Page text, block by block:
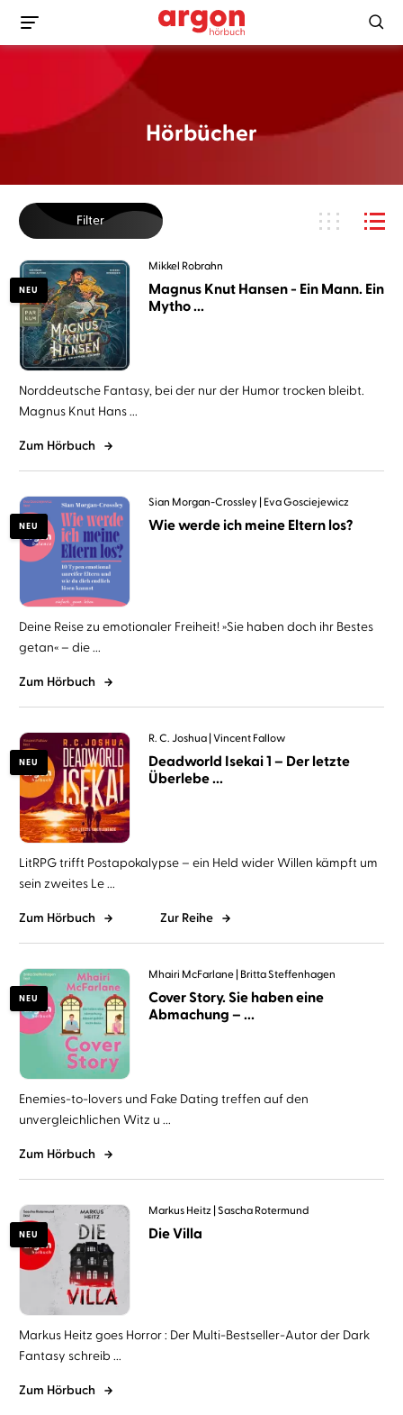
Hörbücher
Filter
NEU
Mikkel Robrahn
Magnus Knut Hansen - Ein Mann. Ein
Mytho ...
Norddeutsche Fantasy, bei der nur der Humor trocken bleibt.
Magnus Knut Hans ...
Zum Hörbuch
NEU
Sian Morgan-Crossley Eva Gosciejewicz
Wie werde ich meine Eltern los?
Deine Reise zu emotionaler Freiheit! »Sie haben doch ihr Bestes
getan« – die ...
Zum Hörbuch
NEU
R. C. Joshua Vincent Fallow
Deadworld Isekai 1 – Der letzte
Überlebe ...
LitRPG trifft Postapokalypse – ein Held wider Willen kämpft um
sein zweites Le ...
Zum Hörbuch Zur Reihe
NEU
Mhairi McFarlane Britta Steffenhagen
Cover Story. Sie haben eine
Abmachung – ...
Enemies-to-lovers und Fake Dating treffen auf den
unvergleichlichen Witz u ...
Zum Hörbuch
NEU
Markus Heitz Sascha Rotermund
Die Villa
Markus Heitz goes Horror : Der Multi-Bestseller-Autor der Dark
Fantasy schreib ...
Zum Hörbuch